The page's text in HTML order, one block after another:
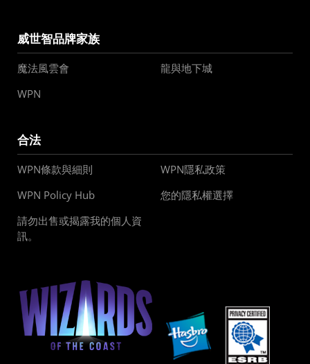
威世智品牌家族
魔法風雲會
龍與地下城
WPN
合法
WPN條款與細則
WPN隱私政策
WPN Policy Hub
您的隱私權選擇
請勿出售或揭露我的個人資
訊。